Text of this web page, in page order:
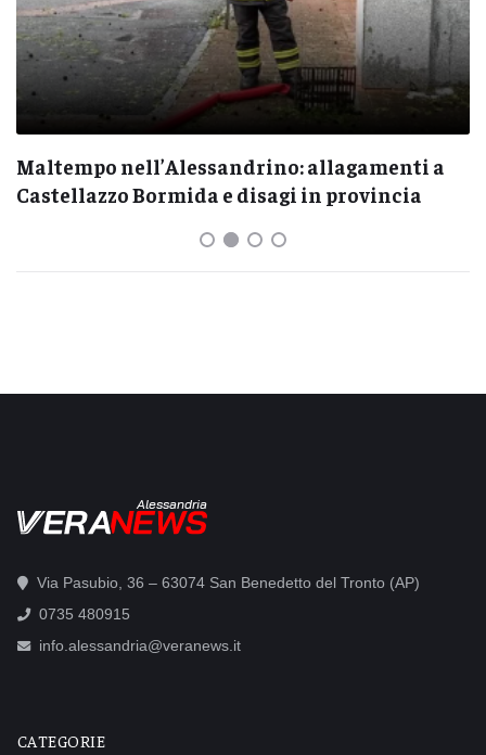
Maltempo nell’Alessandrino: allagamenti a
Castellazzo Bormida e disagi in provincia
Alessandria
Via Pasubio, 36 – 63074 San Benedetto del Tronto (AP)
0735 480915
info.alessandria@veranews.it
CATEGORIE